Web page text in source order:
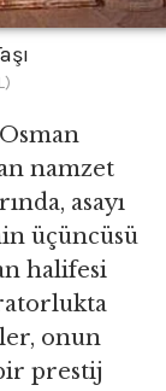
namzet
asayı
üçüncüsü
halifesi
onun
prestij